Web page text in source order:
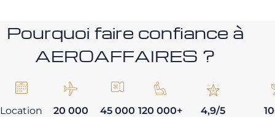
Pourquoi faire confiance à
AEROAFFAIRES ?
Location
20 000
45 000 120 000+
4,9/5